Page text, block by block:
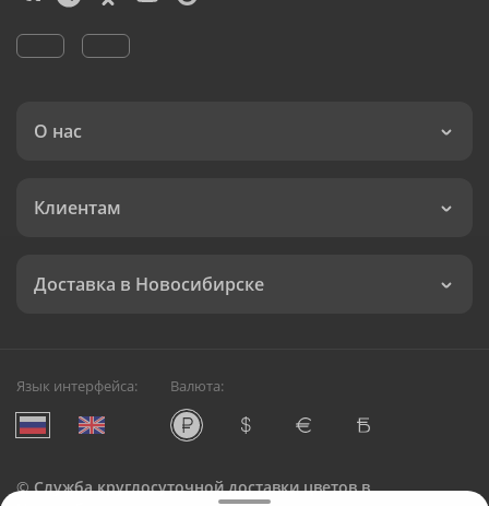
О нас
Клиентам
Доставка в Новосибирске
Язык интерфейса: Валюта:
©Служба круглосуточной доставки цветов в